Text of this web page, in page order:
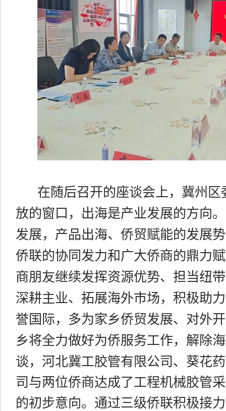
在随后召开的座谈会上，冀州
放的窗口，出海是产业发展的方向
发展，产品出海、侨贸赋能的发展
侨联的协同发力和广大侨商的鼎力
商朋友继续发挥资源优势、担当纽
深耕主业、拓展海外市场，积极助
誉国际，多为家乡侨贸发展、对外
乡将全力做好为侨服务工作，解除
谈， 河北冀工胶管有限公司、葵花
司与两位侨商达成了工程机械胶管
的初步意向。 通过三级侨联积极接